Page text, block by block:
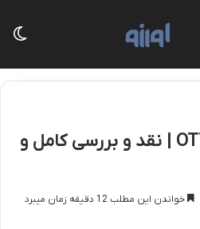
سرخ کن صنعتی OT71 | نقد و بررسی کامل و
خواندن این مطلب 12 دقیقه زمان میبرد